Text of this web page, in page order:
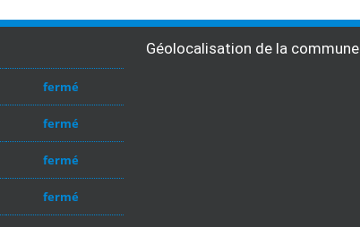
fermé
fermé
fermé
fermé
Géolocalisation de la commune